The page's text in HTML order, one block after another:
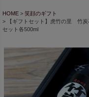
HOME
笑顔のギフト
【ギフトセット】虎竹の里 竹
セット各500ml